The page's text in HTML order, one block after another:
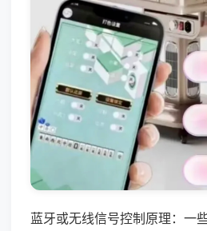
蓝牙或无线信号控制原理：一